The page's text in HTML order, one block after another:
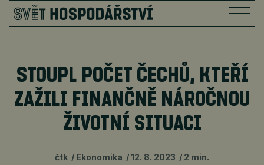
STOUPL POČET ČECHŮ, KTEŘÍ
ZAŽILI FINANČNĚ NÁROČNOU
ŽIVOTNÍ SITUACI
čtk Ekonomika 12. 8. 2023 2 min.